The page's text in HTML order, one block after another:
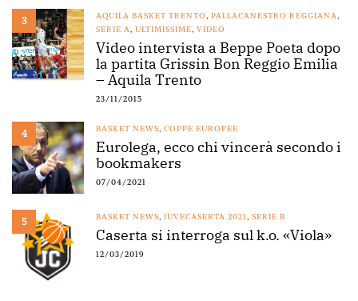
3 AQUILA BASKET TRENTO, PALLACANESTRO REGGIANA,
SERIE A, ULTIMISSIME, VIDEO
Video intervista a Beppe Poeta dopo
la partita Grissin Bon Reggio Emilia
– Aquila Trento
23/11/2015
4 BASKET NEWS, COPPE EUROPEE
Eurolega, ecco chi vincerà secondo i
bookmakers
07/04/2021
5 BASKET NEWS, JUVECASERTA 2021, SERIE B
Caserta si interroga sul k.o. «Viola»
12/03/2019